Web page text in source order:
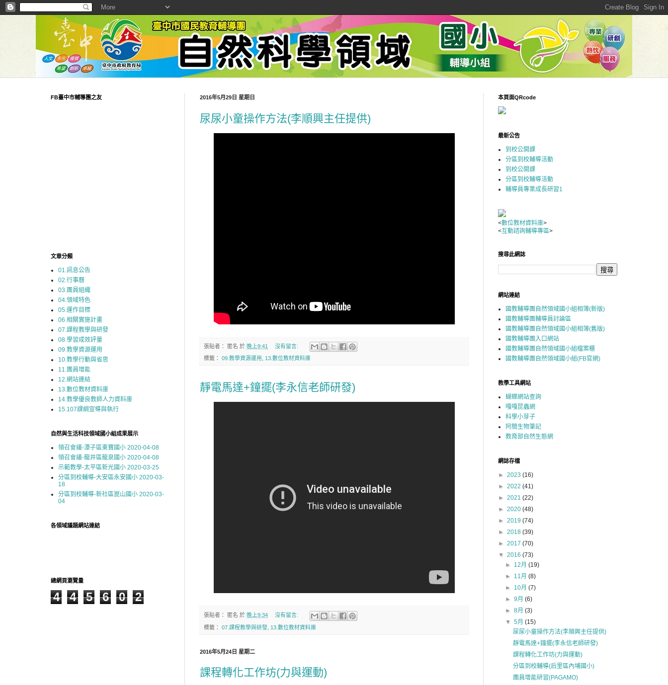
2016年5月29日 星期日
尿尿小童操作方法(李順興主任提供)
張貼者： 匿名 於 晚上9:41 沒有留言:
標籤： 09.教學資源運用 13.數位教材資料庫
靜電馬達+鐘擺(李永信老師研發)
張貼者： 匿名 於 晚上9:34 沒有留言:
標籤： 07.課程教學與研發 13.數位教材資料庫
2016年5月24日 星期二
課程轉化工作坊(力與運動)
FB臺中市輔導團之友
文章分類
01.訊息公告
02.行事曆
03.團員組織
04.領域特色
05.運作目標
06.相關實施計畫
07.課程教學與研發
08.學習成效評量
09.教學資源運用
10.教學行動與省思
11.團員增能
12.網站連結
13.數位教材資料庫
14.教學優良教師人力資料庫
15.107課綱宣導與執行
自然與生活科技領域國小組成果展示
領召會議-潭子區東寶國小 2020-04-08
領召會議-龍井區龍泉國小 2020-04-08
示範教學-太平區新光國小 2020-03-25
分區到校輔導-大安區永安國小 2020-03-
18
分區到校輔導-新社區崑山國小 2020-03-
04
各領域議題網站連結
總網頁瀏覽量
4 4 5 6 0 2
本頁面QRcode
最新公告
到校公開課
分區到校輔導活動
到校公開課
分區到校輔導活動
輔導員專業成長研習1
<數位教材資料庫>
<互動諮詢輔導專區>
搜尋此網誌
網站連結
國教輔導團自然領域國小組相簿(新版)
國教輔導團輔導員討論區
國教輔導團自然領域國小組相簿(舊版)
國教輔導團入口網站
國教輔導團自然領域國小組檔案櫃
國教輔導團自然領域國小組(FB官網)
教學工具網站
蝴蝶網站查詢
嘎嘎昆蟲網
科學小芽子
阿簡生物筆記
教育部自然生態網
網誌存檔
► 2023 (16)
► 2022 (41)
► 2021 (22)
► 2020 (48)
► 2019 (74)
► 2018 (39)
► 2017 (70)
▼ 2016 (73)
► 12月(19)
► 11月(8)
► 10月(7)
►9月(6)
►8月(3)
▼5月(15)
尿尿小童操作方法(李順興主任提供)
靜電馬達+鐘擺(李永信老師研發)
課程轉化工作坊(力與運動)
分區到校輔導(后里區內埔國小)
團員增能研習(PAGAMO)